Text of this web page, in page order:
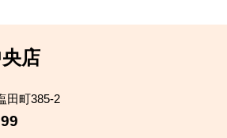
店
田町385-2